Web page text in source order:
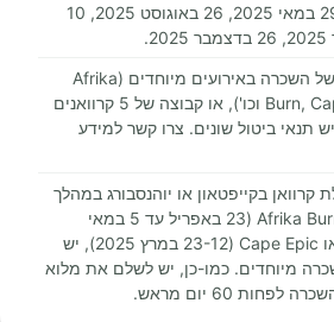
2025, 29 במאי 2025, 26 באוגוסט 2025, 10
במקרה של השכרה באירועים מיוחדים (Afrika
Burn, Cape Epic וכו'), או קבוצה של 5 קרוואנים
תנאי ביטול שונים. צרו קשר למידע
קרוואן בקייפטאון או יוהנסבורג במהלך
אירועי Afrika Burn (23 באפריל עד 5 במאי
2025) או Cape Epic (23-12 במרץ 2025), יש
מיוחדים. כמו-כן, יש לשלם את מלוא
לפחות 60 יום מראש.